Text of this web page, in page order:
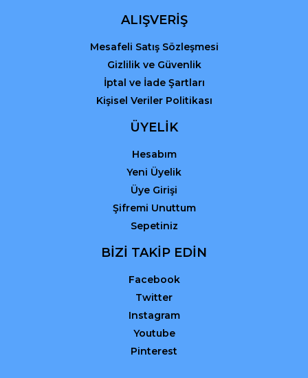
ALIŞVERİŞ
Mesafeli Satış Sözleşmesi
Gizlilik ve Güvenlik
İptal ve İade Şartları
Kişisel Veriler Politikası
ÜYELİK
Hesabım
Yeni Üyelik
Üye Girişi
Şifremi Unuttum
Sepetiniz
BİZİ TAKİP EDİN
Facebook
Twitter
Instagram
Youtube
Pinterest